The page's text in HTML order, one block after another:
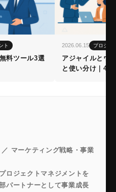
ト
料ツール3選
2026.06.15 プロジェ
アジャイルとウ
と使い分け｜4
マーケティング戦略・事業
ロジェクトマネジメントを
パートナーとして事業成長